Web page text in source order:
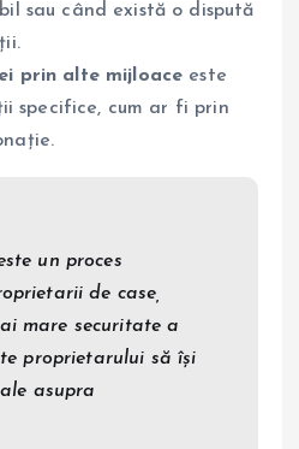
sau când există o dispută
prin alte mijloace este
specifice, cum ar fi prin
un proces
de case,
mare securitate a
proprietarului să își
asupra